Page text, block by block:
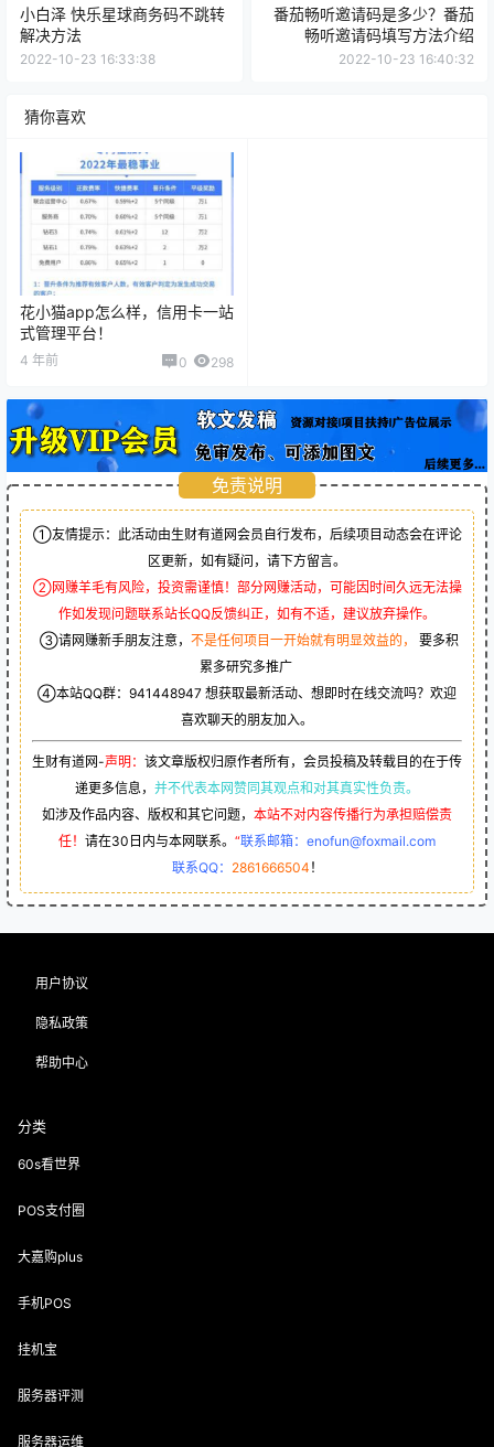
小白泽 快乐星球商务码不跳转
解决方法
2022-10-23 16:33:38
番茄畅听邀请码是多少？番茄
畅听邀请码填写方法介绍
2022-10-23 16:40:32
猜你喜欢
花小猫app怎么样，信用卡一站
式管理平台！
4 年前 0 298
免责说明
①友情提示：此活动由生财有道网会员自行发布，后续项目动态会在评论
区更新，如有疑问，请下方留言。
②网赚羊毛有风险，投资需谨慎！部分网赚活动，可能因时间久远无法操
作如发现问题联系站长QQ反馈纠正，如有不适，建议放弃操作。
③请网赚新手朋友注意， 不是任何项目一开始就有明显效益的，
要多积
累多研究多推广
④本站QQ群： 941448947 想获取最新活动、想即时在线交流吗？欢迎
喜欢聊天的朋友加入。
生财有道网-声明： 该文章版权归原作者所有，会员投稿及转载目的在于传
递更多信息， 并不代表本网赞同其观点和对其真实性负责。
如涉及作品内容、版权和其它问题， 本站不对内容传播行为承担赔偿责
任！ 请在30日内与本网联系。 “联系邮箱：enofun@foxmail.com
联系QQ： 2861666504 ！
用户协议
隐私政策
帮助中心
分类
60s看世界
POS支付圈
大嘉购plus
手机POS
挂机宝
服务器评测
服务器运维